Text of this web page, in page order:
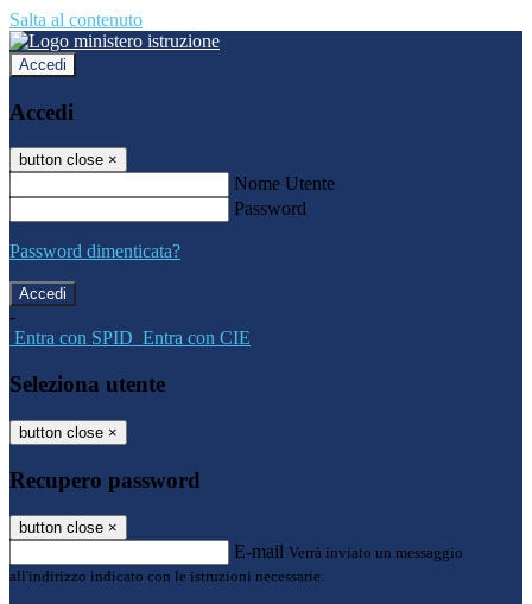
Salta al contenuto
Accedi
Accedi
button close ×
Nome Utente
Password
Password dimenticata?
-
Entra con SPID Entra con CIE
Seleziona utente
button close ×
Recupero password
button close ×
E-mail Verrà inviato un messaggio
all'indirizzo indicato con le istruzioni necessarie.